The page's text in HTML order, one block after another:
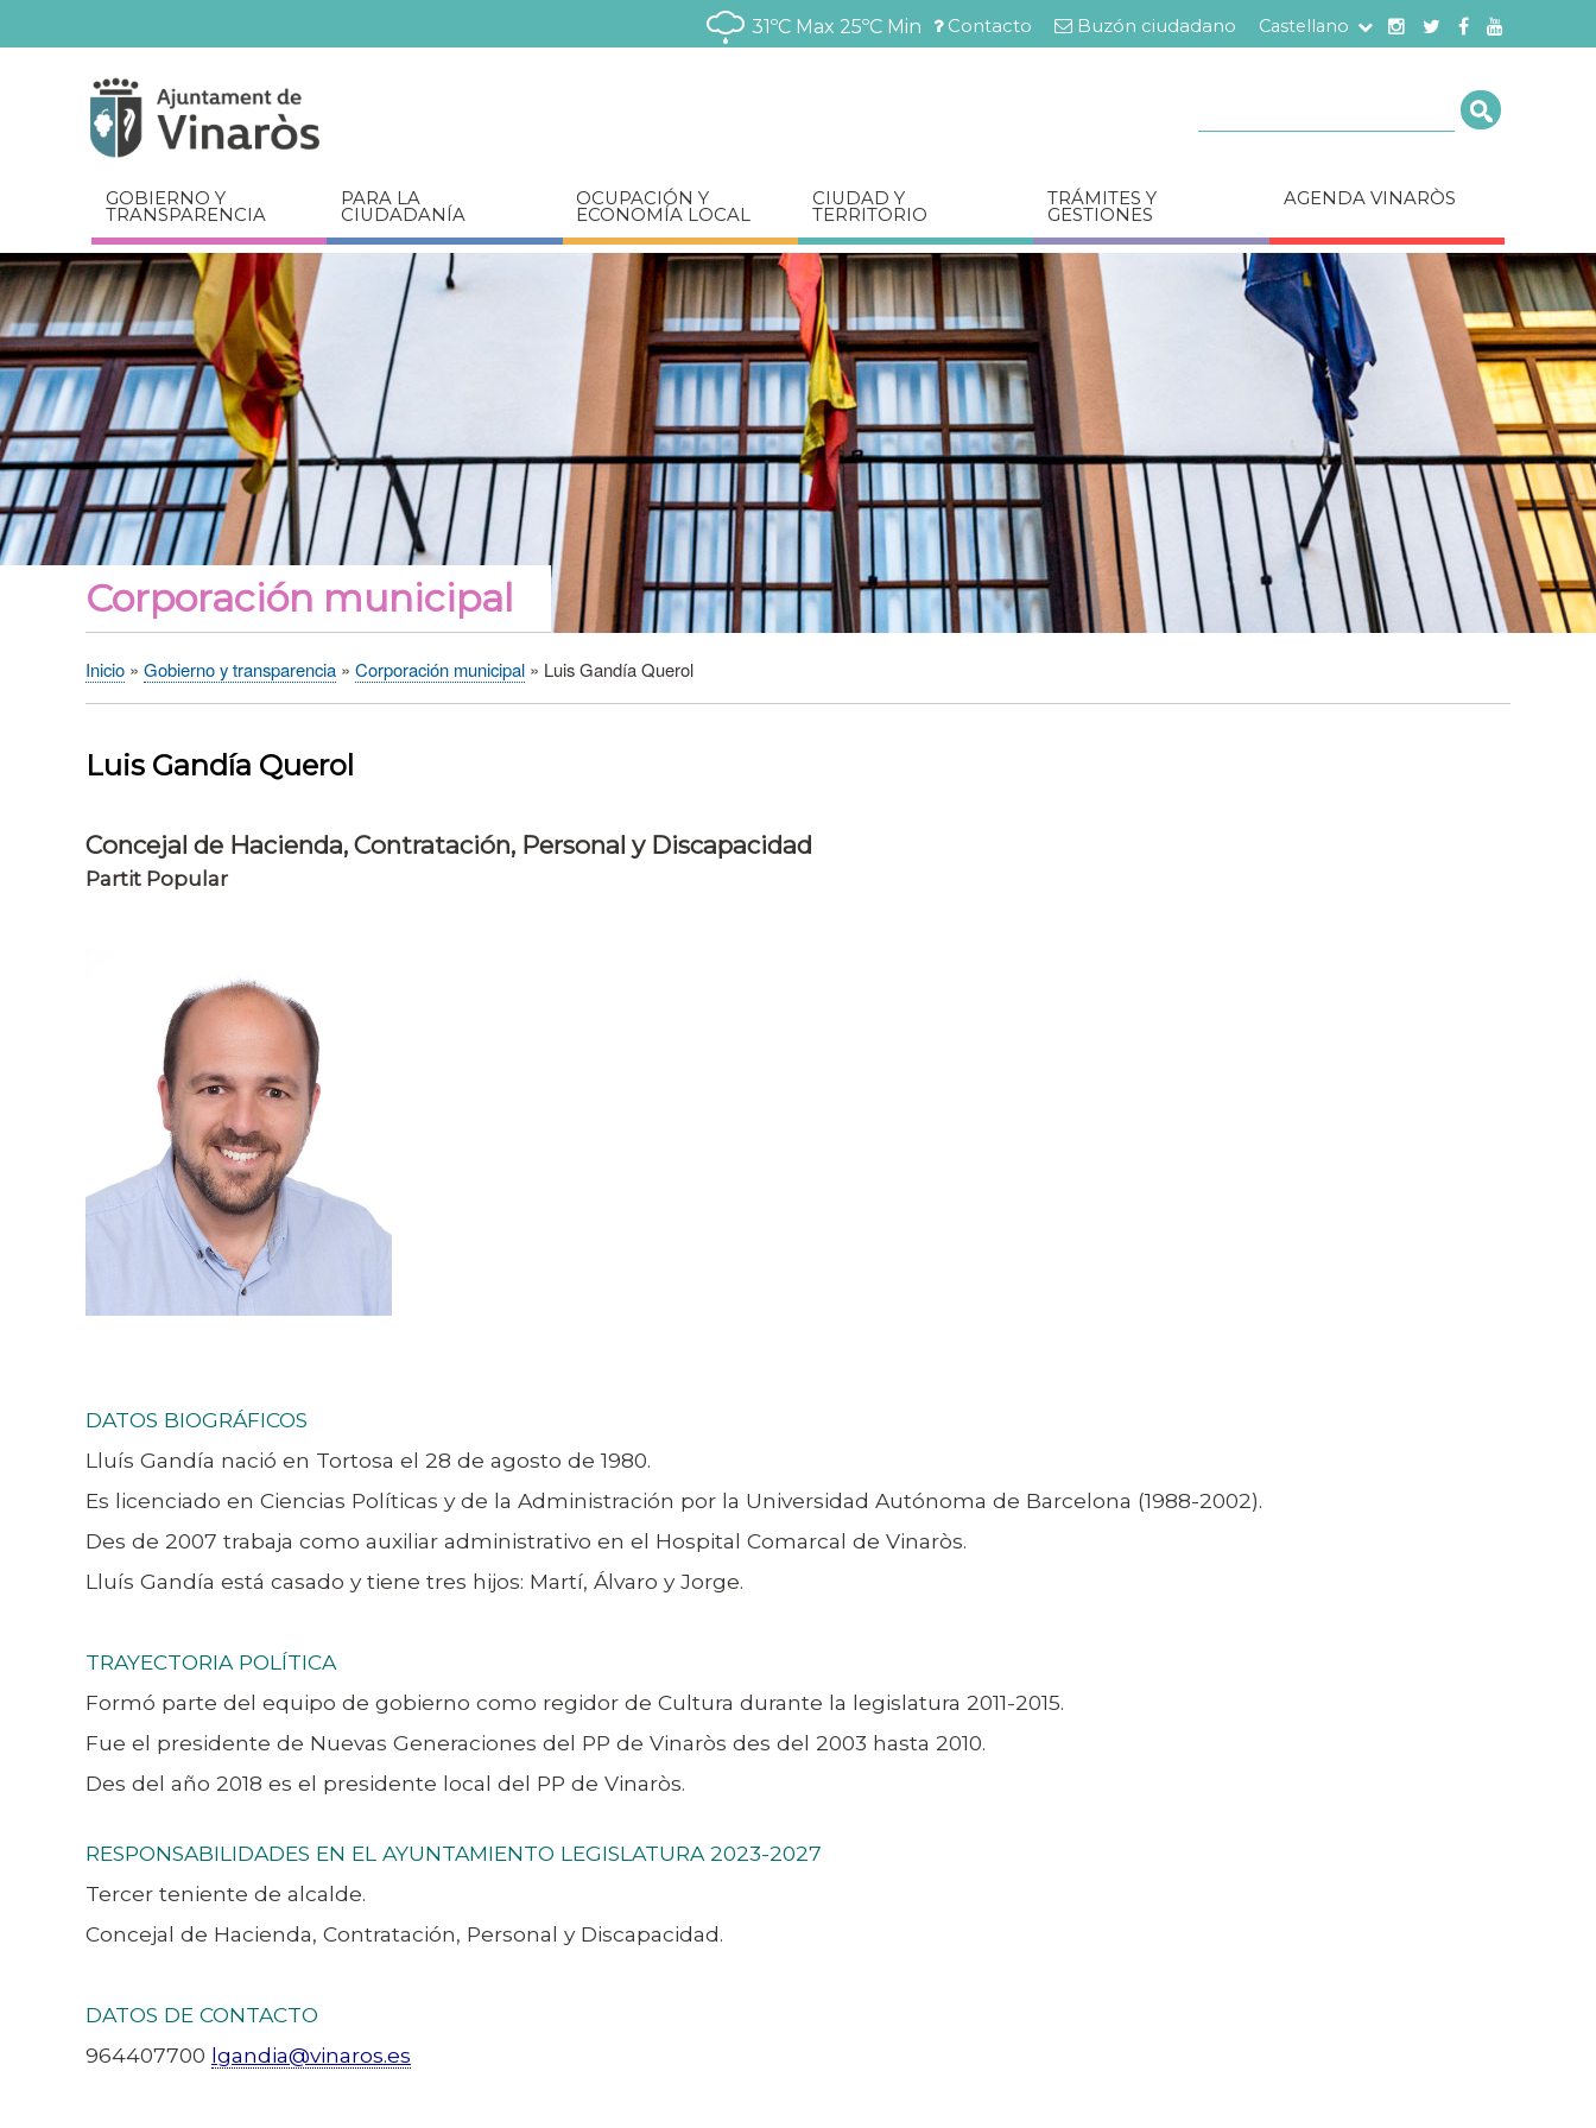
Pasar
al
relacionados
Menú
Contacto Buzón ciudadano Castellano
31ºC Max 25ºC Min
GOBIERNO Y
TRANSPARENCIA
PARA LA
CIUDADANÍA
OCUPACIÓN Y
ECONOMÍA LOCAL
CIUDAD Y
TERRITORIO
TRÁMITES Y
GESTIONES
AGENDA VINARÒS
Corporación municipal
Sobrescribir
de
ayuda
la
navegación
Inicio Gobierno y transparencia Corporación municipal Luis Gandía Querol
Luis Gandía Querol
Concejal de Hacienda, Contratación, Personal y Discapacidad
Partit Popular
DATOS BIOGRÁFICOS
Lluís Gandía nació en Tortosa el 28 de agosto de 1980.
Es licenciado en Ciencias Políticas y de la Administración por la Universidad Autónoma de Barcelona (1988-2002).
Des de 2007 trabaja como auxiliar administrativo en el Hospital Comarcal de Vinaròs.
Lluís Gandía está casado y tiene tres hijos: Martí, Álvaro y Jorge.
TRAYECTORIA POLÍTICA
Formó parte del equipo de gobierno como regidor de Cultura durante la legislatura 2011-2015.
Fue el presidente de Nuevas Generaciones del PP de Vinaròs des del 2003 hasta 2010.
Des del año 2018 es el presidente local del PP de Vinaròs.
RESPONSABILIDADES EN EL AYUNTAMIENTO LEGISLATURA 2023-2027
Tercer teniente de alcalde.
Concejal de Hacienda, Contratación, Personal y Discapacidad.
DATOS DE CONTACTO
964407700 lgandia@vinaros.es